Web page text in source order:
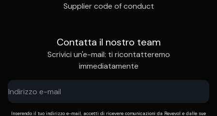
Supplier code of conduct
Contatta il nostro team
Scrivici un'e-mail: ti ricontatteremo
immediatamente
Inserendo il tuo indirizzo e-mail, accetti di ricevere comunicazioni da Revevol e dalle sue